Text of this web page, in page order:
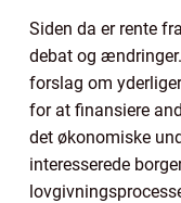
Siden da er rente
debat og
forslag om
for at finansiere
det økonomiske
interesserede